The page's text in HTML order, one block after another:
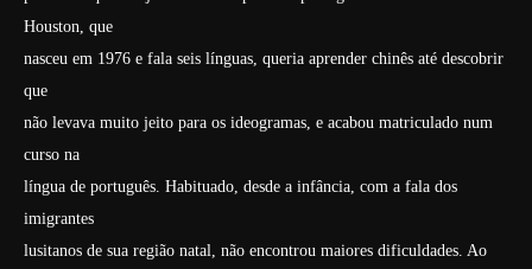
Houston, que
nasceu em 1976 e fala seis línguas, queria aprender chinês até descobrir
que
não levava muito jeito para os ideogramas, e acabou matriculado num
curso na
língua de português. Habituado, desde a infância, com a fala dos
imigrantes
lusitanos de sua região natal, não encontrou maiores dificuldades. Ao